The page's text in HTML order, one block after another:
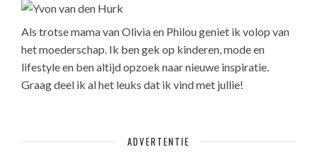
Als trotse mama van Olivia en Philou geniet ik volop van
het moederschap. Ik ben gek op kinderen, mode en
lifestyle en ben altijd opzoek naar nieuwe inspiratie.
Graag deel ik al het leuks dat ik vind met jullie!
ADVERTENTIE